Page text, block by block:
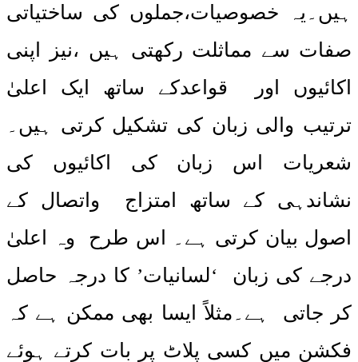
ہیں۔یہ خصوصیات،جملوں کی ساختیاتی
صفات سے مماثلت رکھتی ہیں ،نیز اپنی
اکائیوں اور قواعدکے ساتھ ایک اعلیٰ
ترتیب والی زبان کی تشکیل کرتی ہیں۔
شعریات اس زبان کی اکائیوں کی
نشاندہی کے ساتھ امتزاج واتصال کے
اصول بیان کرتی ہے۔ اس طرح وہ اعلیٰ
درجے کی زبان ‘لسانیات’ کا درجہ حاصل
کر جاتی ہے۔مثلاً ایسا بھی ممکن ہے کہ
فکشن میں کسی پلاٹ پر بات کرتے ہوئے